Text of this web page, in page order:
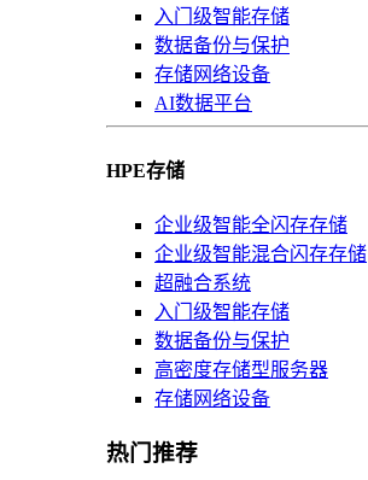
入门级智能存储
数据备份与保护
存储网络设备
AI数据平台
HPE存储
企业级智能全闪存存储
企业级智能混合闪存存储
超融合系统
入门级智能存储
数据备份与保护
高密度存储型服务器
存储网络设备
热门推荐